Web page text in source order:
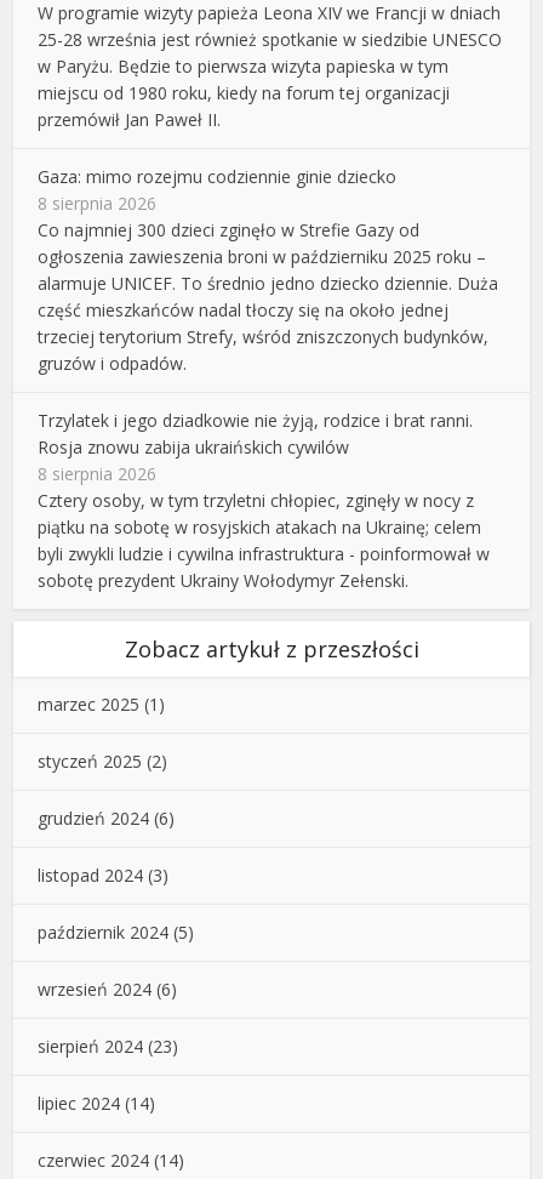
W programie wizyty papieża Leona XIV we Francji w dniach
25-28 września jest również spotkanie w siedzibie UNESCO
w Paryżu. Będzie to pierwsza wizyta papieska w tym
miejscu od 1980 roku, kiedy na forum tej organizacji
przemówił Jan Paweł II.
Gaza: mimo rozejmu codziennie ginie dziecko
8 sierpnia 2026
Co najmniej 300 dzieci zginęło w Strefie Gazy od
ogłoszenia zawieszenia broni w październiku 2025 roku –
alarmuje UNICEF. To średnio jedno dziecko dziennie. Duża
część mieszkańców nadal tłoczy się na około jednej
trzeciej terytorium Strefy, wśród zniszczonych budynków,
gruzów i odpadów.
Trzylatek i jego dziadkowie nie żyją, rodzice i brat ranni.
Rosja znowu zabija ukraińskich cywilów
8 sierpnia 2026
Cztery osoby, w tym trzyletni chłopiec, zginęły w nocy z
piątku na sobotę w rosyjskich atakach na Ukrainę; celem
byli zwykli ludzie i cywilna infrastruktura - poinformował w
sobotę prezydent Ukrainy Wołodymyr Zełenski.
Zobacz artykuł z przeszłości
marzec 2025 (1)
styczeń 2025 (2)
grudzień 2024 (6)
listopad 2024 (3)
październik 2024 (5)
wrzesień 2024 (6)
sierpień 2024 (23)
lipiec 2024 (14)
czerwiec 2024 (14)